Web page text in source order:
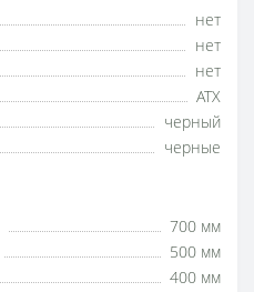
нет
нет
нет
ATX
черный
черные
700 мм
500 мм
400 мм